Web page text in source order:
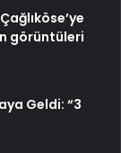
görüntüleri
Geldi: “3